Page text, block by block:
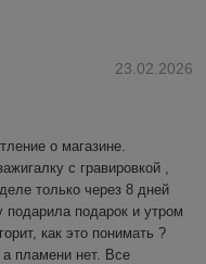
23.02.2026
о магазине.
с гравировкой ,
только через 8 дней
подарила подарок и утром
как это понимать ?
пламени нет. Все